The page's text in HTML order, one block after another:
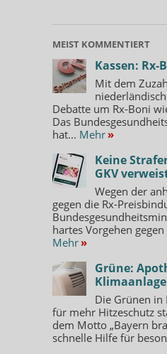
MEIST KOMMENTIERT
Kassen: Rx-
Mit dem
Debatte um Rx-Boni
Das
hat... Mehr »
Keine
GKV
Wegen der
gegen die Rx-
hartes Vorgehen
Mehr »
Grüne:
Die Grünen in
für mehr Hitzeschutz
dem Motto „Bayern
schnelle Hilfe für